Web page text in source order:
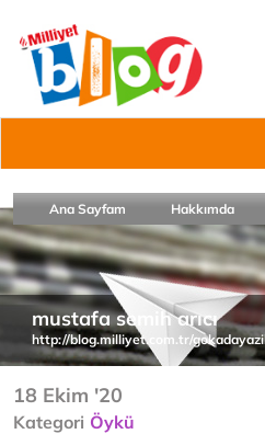
Ana Sayfam Hakkımda
mustafa semih arıcı
http://blog.milliyet.com.tr/
18 Ekim '20
Kategori Öykü